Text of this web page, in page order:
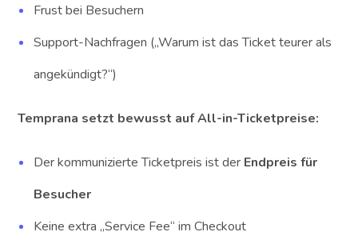
Frust bei Besuchern
Support-Nachfragen („Warum ist das Ticket teurer als
angekündigt?“)
Temprana setzt bewusst auf All-in-Ticketpreise:
Der kommunizierte Ticketpreis ist der Endpreis für
Besucher
Keine extra „Service Fee“ im Checkout